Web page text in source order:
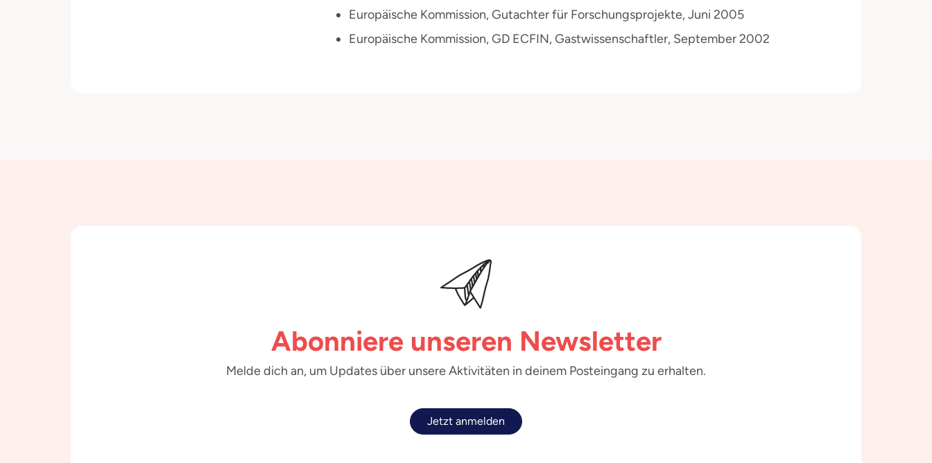
Europäische Kommission, Gutachter für Forschungsprojekte, Juni 2005
Europäische Kommission, GD ECFIN, Gastwissenschaftler, September 2002
Abonniere unseren Newsletter
Melde dich an, um Updates über unsere Aktivitäten in deinem Posteingang zu erhalten.
Jetzt anmelden